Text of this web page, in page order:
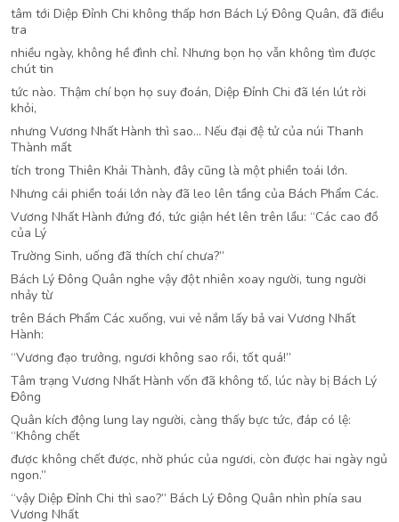
tâm tới Diệp Đỉnh Chi không thấp hơn Bách Lý Đông Quân, đã điều
tra
nhiều ngày, không hề đình chỉ. Nhưng bọn họ vẫn không tìm được
chút tin
tức nào. Thậm chí bọn họ suy đoán, Diệp Đỉnh Chi đã lén lút rời
khỏi,
nhưng Vương Nhất Hành thì sao… Nếu đại đệ tử của núi Thanh
Thành mất
tích trong Thiên Khải Thành, đây cũng là một phiền toái lớn.
Nhưng cái phiền toái lớn này đã leo lên tầng của Bách Phẩm Các.
Vương Nhất Hành đứng đó, tức giận hét lên trên lầu: “Các cao đồ
của Lý
Trường Sinh, uống đã thích chí chưa?”
Bách Lý Đông Quân nghe vậy đột nhiên xoay người, tung người
nhảy từ
trên Bách Phẩm Các xuống, vui vẻ nắm lấy bả vai Vương Nhất
Hành:
“Vương đạo trưởng, ngươi không sao rồi, tốt quá!”
Tâm trạng Vương Nhất Hành vốn đã không tố, lúc này bị Bách Lý
Đông
Quân kích động lung lay người, càng thấy bực tức, đáp có lệ:
“Không chết
được không chết được, nhờ phúc của ngươi, còn được hai ngày ngủ
ngon.”
“vậy Diệp Đỉnh Chi thì sao?” Bách Lý Đông Quân nhìn phía sau
Vương Nhất